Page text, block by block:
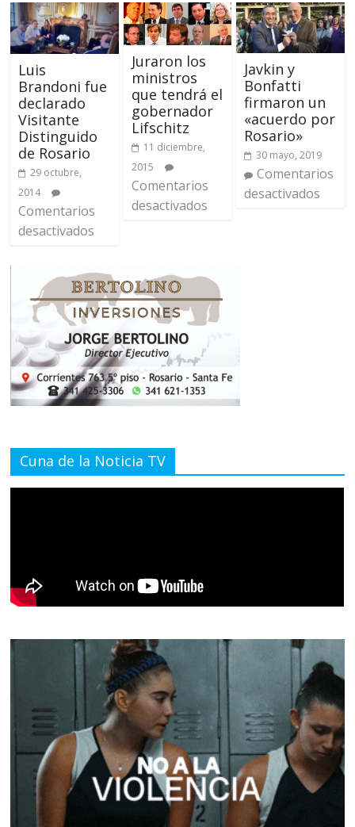
Luis
Brandoni fue
declarado
Visitante
Distinguido
de Rosario
29 octubre,
2014
Comentarios
desactivados
Juraron los
ministros
que tendrá el
gobernador
Lifschitz
11 diciembre,
2015
Comentarios
desactivados
Javkin y
Bonfatti
firmaron un
«acuerdo por
Rosario»
30 mayo, 2019
Comentarios
desactivados
Cuna de la Noticia TV